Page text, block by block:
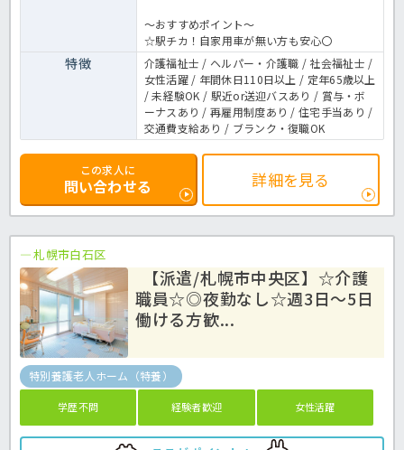
～おすすめポイント～
☆駅チカ！自家用車が無い方も安心〇
特徴
介護福祉士 / ヘルパー・介護職 / 社会福祉士 /
女性活躍 / 年間休日110日以上 / 定年65歳以上
/ 未経験OK / 駅近or送迎バスあり / 賞与・ボ
ーナスあり / 再雇用制度あり / 住宅手当あり /
交通費支給あり / ブランク・復職OK
この求人に
問い合わせる 詳細を見る
札幌市白石区
【派遣/札幌市中央区】☆介護
職員☆◎夜勤なし☆週3日～5日
働ける方歓...
特別養護老人ホーム（特養）
学歴不問 経験者歓迎 女性活躍